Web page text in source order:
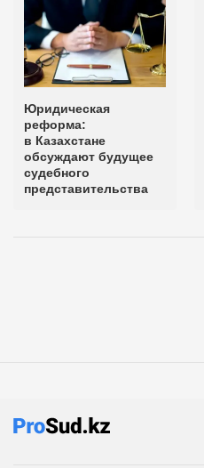
Юридическая
реформа:
в Казахстане
обсуждают будущее
судебного
представительства